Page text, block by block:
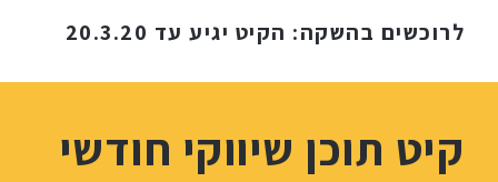
לרוכשים בהשקה: הקיט יגיע עד 20.3.20
קיט תוכן שיווקי חודשי